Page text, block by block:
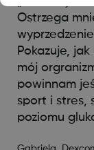
Ostrzega
Pokazuje,
mój
powinnam
sport i stres,
poziomu